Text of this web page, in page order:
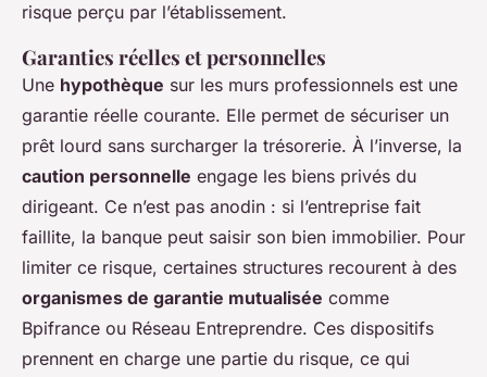
risque perçu par l’établissement.
Garanties réelles et personnelles
Une hypothèque sur les murs professionnels est une
garantie réelle courante. Elle permet de sécuriser un
prêt lourd sans surcharger la trésorerie. À l’inverse, la
caution personnelle engage les biens privés du
dirigeant. Ce n’est pas anodin : si l’entreprise fait
faillite, la banque peut saisir son bien immobilier. Pour
limiter ce risque, certaines structures recourent à des
organismes de garantie mutualisée comme
Bpifrance ou Réseau Entreprendre. Ces dispositifs
prennent en charge une partie du risque, ce qui